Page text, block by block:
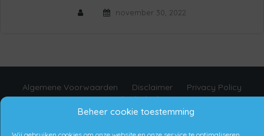
Beheer cookie toestemming
november 30, 2022
Algemene Voorwaarden Disclaimer
Privacy Policy
Cookie beleid